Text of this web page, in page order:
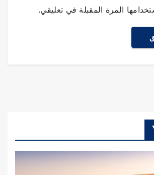
المرة المقبلة في تعليقي.